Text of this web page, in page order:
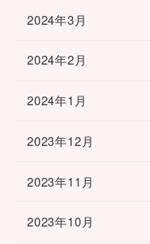
2024年3月
2024年2月
2024年1月
2023年12月
2023年11月
2023年10月